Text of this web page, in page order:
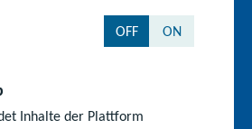
OFF ON
Inhalte der Plattform
Berufliche Schulen